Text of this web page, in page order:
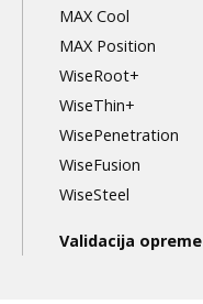
MAX Cool
MAX Position
WiseRoot+
WiseThin+
WisePenetration
WiseFusion
WiseSteel
Validacija opreme